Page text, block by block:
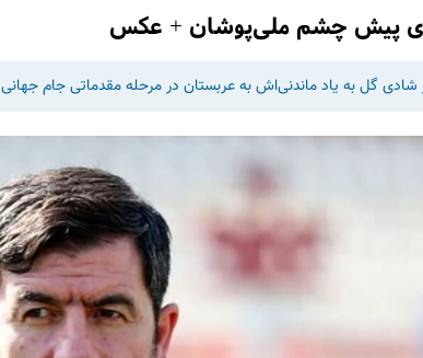
پیش چشم ملی‌پوشان + عکس
گل به یاد ماندنی‌اش به عربستان در مرحله مقدماتی جام جهانی ۹۸ در تهران است.